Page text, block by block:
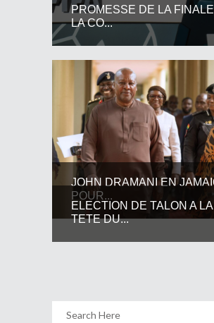
PROMESSE DE LA
LA CO...
JOHN DRAMANI EN
POUR...
ELECTION DE TALON A LA
TETE DU...